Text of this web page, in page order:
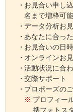
お見合い申し
名まで増枠可
データ分析お
あなたに合っ
お見合いの日
オンラインお
活動状況に合
交際サポート
プロポーズの
プロフィー
携フォトス